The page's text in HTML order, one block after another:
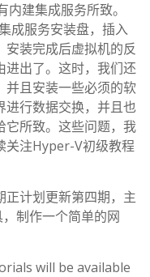
建集成服务所致。
成服务安装盘，插入
装完成后虚拟机的反
进出了。这时，我们还
并且安装一些必须的软
行数据交换，并且也
它所致。这些问题，我
关注Hyper-V初级教程
正计划更新第四期，主
制作一个简单的网
will be available